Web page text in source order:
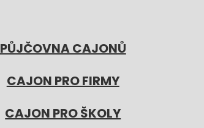
PŮJČOVNA CAJONŮ
CAJON PRO FIRMY
CAJON PRO ŠKOLY